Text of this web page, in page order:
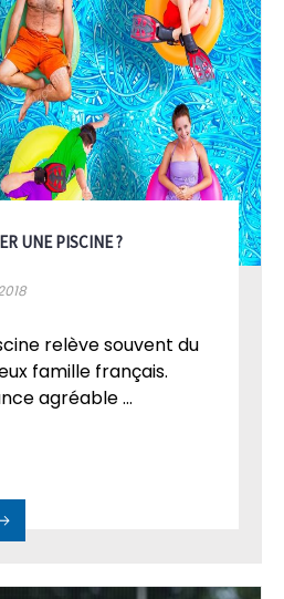
UNE PISCINE ?
relève souvent du
famille français.
agréable ...